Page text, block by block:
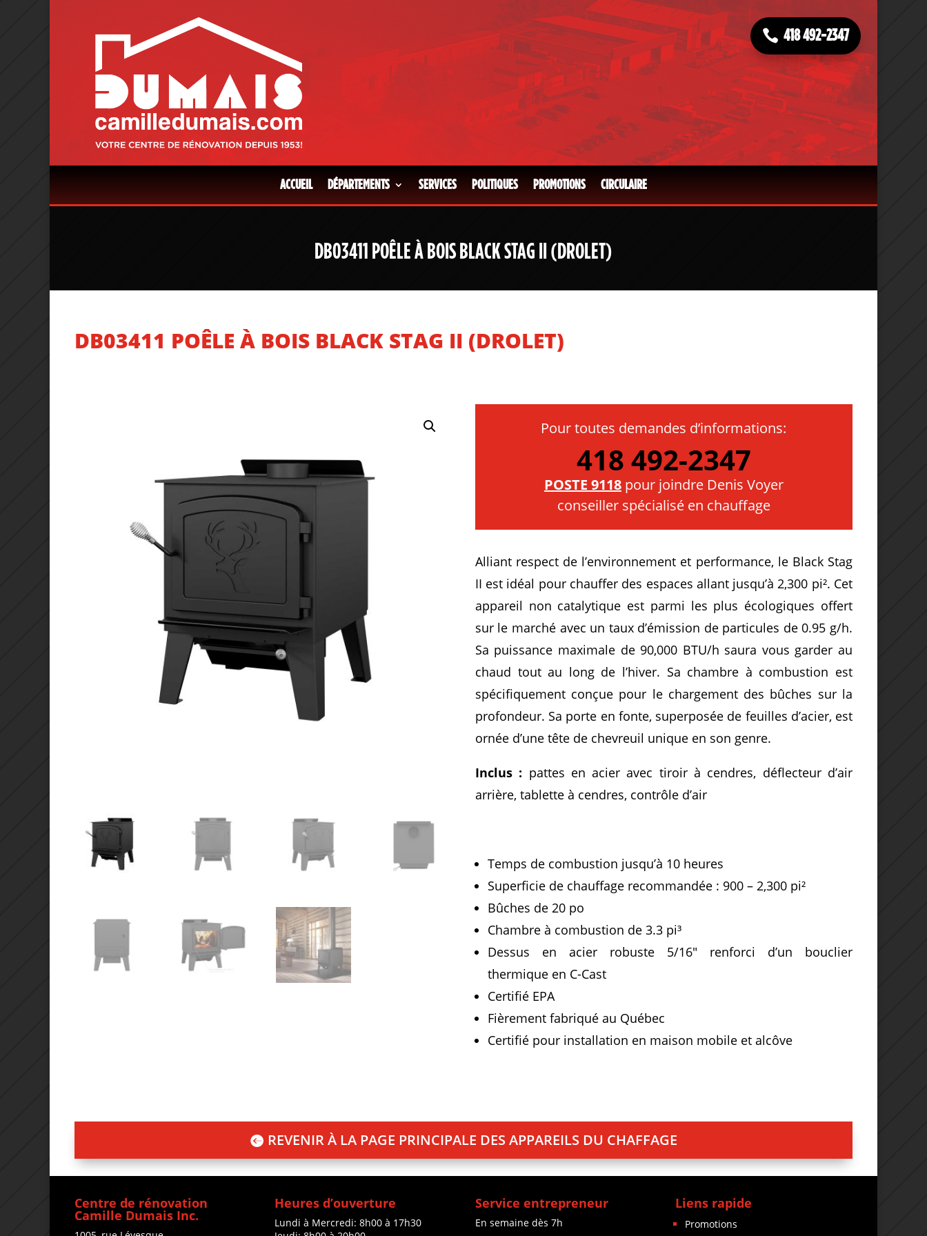
418 492-2347
ACCUEIL DÉPARTEMENTS SERVICES POLITIQUES PROMOTIONS CIRCULAIRE
DB03411 POÊLE À BOIS BLACK STAG II (DROLET)
DB03411 POÊLE À BOIS BLACK STAG II (DROLET)
Pour toutes demandes d’informations:
418 492-2347
POSTE 9118pour joindre Denis Voyer
conseiller spécialisé en chauffage
Alliant respect de l’environnement et performance, le Black Stag
II est idéal pour chauffer des espaces allant jusqu’à 2,300 pi². Cet
appareil non catalytique est parmi les plus écologiques offert
sur le marché avec un taux d’émission de particules de 0.95 g/h.
Sa puissance maximale de 90,000 BTU/h saura vous garder au
chaud tout au long de l’hiver. Sa chambre à combustion est
spécifiquement conçue pour le chargement des bûches sur la
profondeur. Sa porte en fonte, superposée de feuilles d’acier, est
ornée d’une tête de chevreuil unique en son genre.
Inclus : pattes en acier avec tiroir à cendres, déflecteur d’air
arrière, tablette à cendres, contrôle d’air
Temps de combustion jusqu’à 10 heures
Superficie de chauffage recommandée : 900 – 2,300 pi²
Bûches de 20 po
Chambre à combustion de 3.3 pi³
Dessus en acier robuste 5/16″ renforci d’un bouclier
thermique en C-Cast
Certifié EPA
Fièrement fabriqué au Québec
Certifié pour installation en maison mobile et alcôve
REVENIR À LA PAGE PRINCIPALE DES APPAREILS DU CHAFFAGE
Centre de rénovation
Camille Dumais Inc.
Heures d’ouverture
Lundi à Mercredi: 8h00 à 17h30
Service entrepreneur
En semaine dès 7h
Liens rapide
Promotions